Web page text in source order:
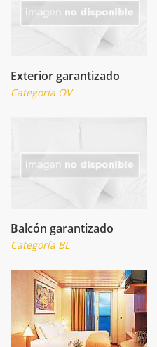
Exterior garantizado
Categoría OV
Balcón garantizado
Categoría BL